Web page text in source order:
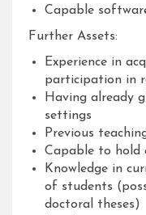
Capable
Further Assets:
Experience in
participation in
Having already
settings
Previous
Capable to hold
Knowledge in
of students
doctoral theses)